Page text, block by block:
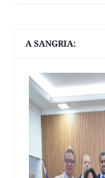
A SANGRIA: